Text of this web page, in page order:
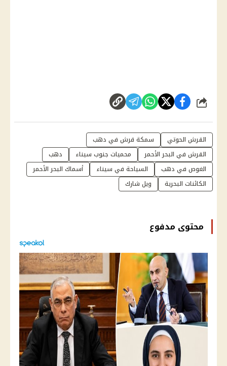
شارك
القرش الحوتي
سمكة قرش في دهب
القرش في البحر الأحمر
محميات جنوب سيناء
دهب
الغوص في دهب
السياحة في سيناء
أسماك البحر الأحمر
الكائنات البحرية
ويل شارك
محتوى مدفوع